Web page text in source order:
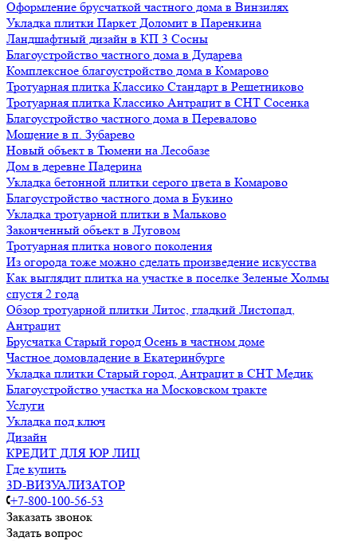
Оформление брусчаткой частного дома в Винзилях
Укладка плитки Паркет Доломит в Паренкина
Ландшафтный дизайн в КП 3 Сосны
Благоустройство частного дома в Дударева
Комплексное благоустройство дома в Комарово
Тротуарная плитка Классико Стандарт в Решетниково
Тротуарная плитка Классико Антрацит в СНТ Сосенка
Благоустройство частного дома в Перевалово
Мощение в п. Зубарево
Новый объект в Тюмени на Лесобазе
Дом в деревне Падерина
Укладка бетонной плитки серого цвета в Комарово
Благоустройство частного дома в Букино
Укладка тротуарной плитки в Мальково
Законченный объект в Луговом
Тротуарная плитка нового поколения
Из огорода тоже можно сделать произведение искусства
Как выглядит плитка на участке в поселке Зеленые Холмы
спустя 2 года
Обзор тротуарной плитки Литос, гладкий Листопад,
Антрацит
Брусчатка Старый город Осень в частном доме
Частное домовладение в Екатеринбурге
Укладка плитки Старый город, Антрацит в СНТ Медик
Благоустройство участка на Московском тракте
Услуги
Укладка под ключ
Дизайн
КРЕДИТ ДЛЯ ЮР ЛИЦ
Где купить
3D-ВИЗУАЛИЗАТОР
+7-800-100-56-53
Заказать звонок
Задать вопрос